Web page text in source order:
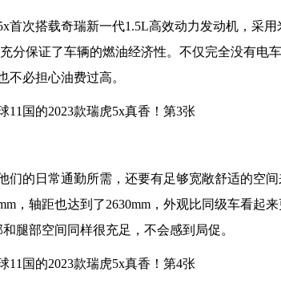
首次搭载奇瑞新一代1.5L高效动力发动机，采
分保证了车辆的燃油经济性。不仅完全没有电
不必担心油费过高。
们的日常通勤所需，还要有足够宽敞舒适的空
，轴距也达到了2630mm，外观比同级车看起
腿部空间同样很充足，不会感到局促。